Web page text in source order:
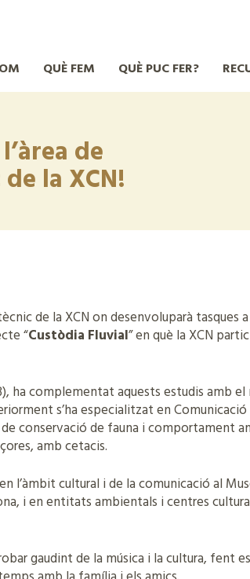
QUÈ FEM QUÈ PUC FER?
de
la XCN!
de la XCN on desenvoluparà tasques
“Custòdia Fluvial” en què la XCN
ha complementat aquests estudis amb
s’ha especialitzat en
conservació de fauna i comportament
amb cetacis.
l’àmbit cultural i de la comunicació al
i en entitats ambientals i centres
gaudint de la música i la cultura, fent